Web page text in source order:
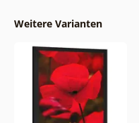
Weitere Varianten